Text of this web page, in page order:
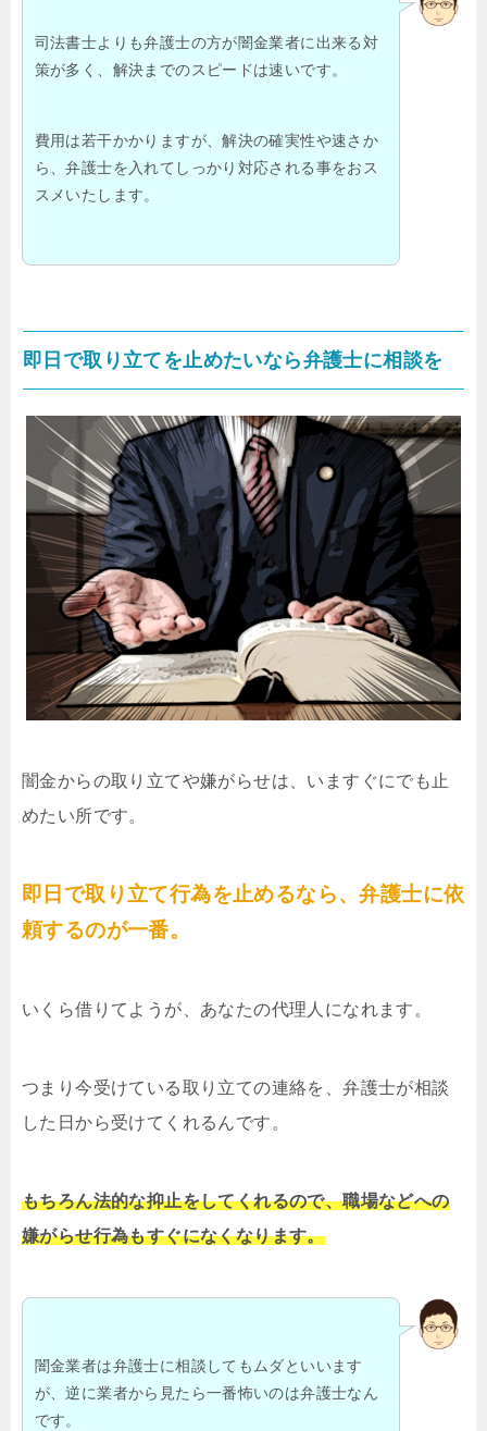
司法書士よりも弁護士の方が闇金業者に出来る対
策が多く、解決までのスピードは速いです。
費用は若干かかりますが、解決の確実性や速さか
ら、弁護士を入れてしっかり対応される事をおス
スメいたします。
即日で取り立てを止めたいなら弁護士に相談を
闇金からの取り立てや嫌がらせは、いますぐにでも止
めたい所です。
即日で取り立て行為を止めるなら、弁護士に依
頼するのが一番。
いくら借りてようが、あなたの代理人になれます。
つまり今受けている取り立ての連絡を、弁護士が相談
した日から受けてくれるんです。
もちろん法的な抑止をしてくれるので、職場などへの
嫌がらせ行為もすぐになくなります。
闇金業者は弁護士に相談してもムダといいます
が、逆に業者から見たら一番怖いのは弁護士なん
です。